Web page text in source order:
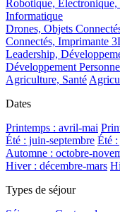
Robotique,
Informatique
Drones, Objets
Connectés, Imprimante
Leadership,
Développement
Agriculture, Santé
Dates
Printemps : avril-mai
Été : juin-septembre Été
Automne : octobre-
Hiver : décembre-mars
Types de séjour